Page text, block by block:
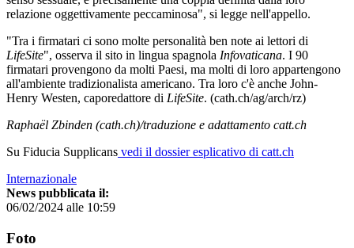
relazione oggettivamente peccaminosa", si legge nell'appello.
"Tra i firmatari ci sono molte personalità ben note ai lettori di
LifeSite", osserva il sito in lingua spagnola Infovaticana. I 90
firmatari provengono da molti Paesi, ma molti di loro appartengono
all'ambiente tradizionalista americano. Tra loro c'è anche John-
Henry Westen, caporedattore di LifeSite. (cath.ch/ag/arch/rz)
Raphaël Zbinden (cath.ch)/traduzione e adattamento catt.ch
Su Fiducia Supplicans vedi il dossier esplicativo di catt.ch
Internazionale
News pubblicata il:
06/02/2024 alle 10:59
Foto